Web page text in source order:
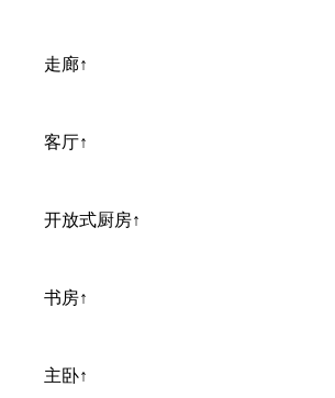
走廊↑
客厅↑
开放式厨房↑
书房↑
主卧↑